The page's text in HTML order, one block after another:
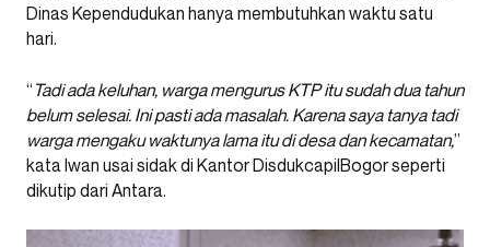
Dinas Kependudukan hanya membutuhkan waktu satu
hari.
“ Tadi ada keluhan, warga mengurus KTP itu sudah dua tahun
belum selesai. Ini pasti ada masalah. Karena saya tanya tadi
warga mengaku waktunya lama itu di desa dan kecamatan,”
kata Iwan usai sidak di Kantor DisdukcapilBogor seperti
dikutip dari Antara.